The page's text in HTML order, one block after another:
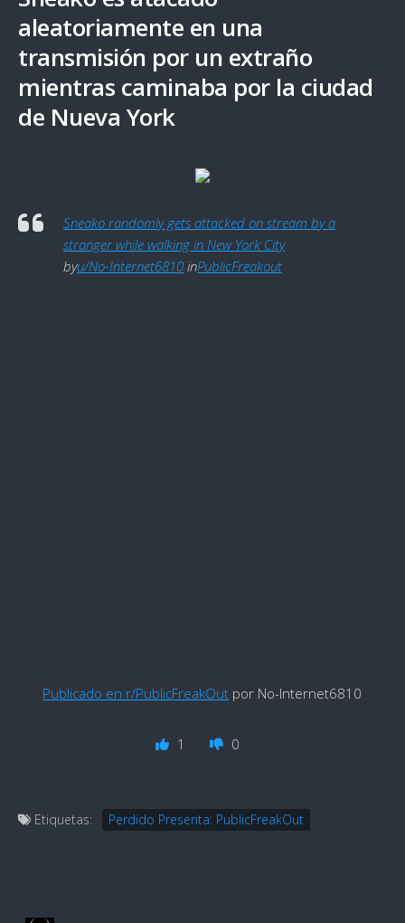
aleatoriamente en una
transmisión por un extraño
mientras caminaba por la ciudad
de Nueva York
Sneako randomly gets attacked on stream by a
stranger while walking in New York City
byu/No-Internet6810 inPublicFreakout
Publicado en r/PublicFreakOut por No-Internet6810
1 0
Etiquetas: Perdido Presenta: PublicFreakOut